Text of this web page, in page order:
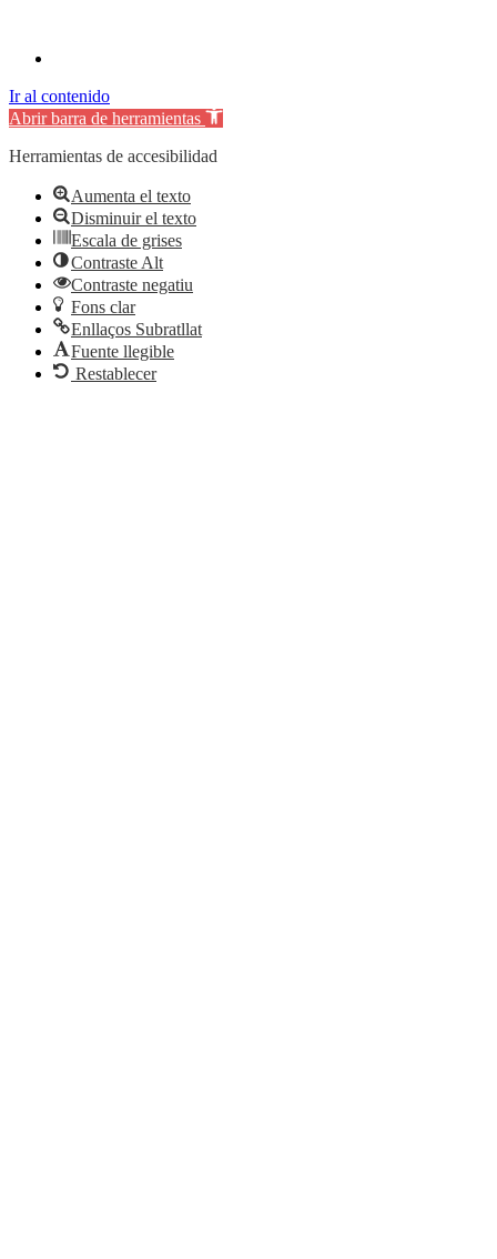
Ir al contenido
Abrir barra de herramientas
Herramientas de accesibilidad
Aumenta el texto
Disminuir el texto
Escala de grises
Contraste Alt
Contraste negatiu
Fons clar
Enllaços Subratllat
Fuente llegible
Restablecer